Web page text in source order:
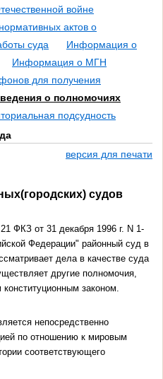
войне
актов о
суда
Информация о
Информация о МГН
для получения
о полномочиях
подсудность
версия для печати
судов
ФКЗ от 31 декабря 1996 г. N 1-
Федерации" районный суд в
дела в качестве суда
другие полномочия,
законом.
непосредственно
по отношению к мировым
соответствующего